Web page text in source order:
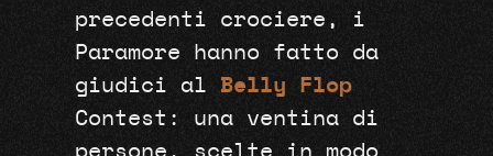
precedenti crociere, i
Paramore hanno fatto da
giudici al Belly Flop
Contest: una ventina di